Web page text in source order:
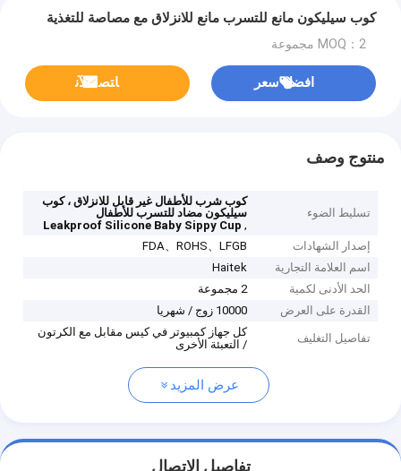
كوب سيليكون مانع للتسرب مانع للانزلاق مع مصاصة للتغذية
MOQ：2 مجموعة
افضل سعر ﺎﺘﺼﻟ ﺍﻶﻧ
منتوج وصف
تسليط الضوء
كوب شرب للأطفال غير قابل للانزلاق ، كوب
سيليكون مضاد للتسرب للأطفال
,
Leakproof Silicone Baby Sippy Cup
إصدار الشهادات
FDA、ROHS、LFGB
اسم العلامة التجارية
Haitek
الحد الأدنى لكمية
2 مجموعة
القدرة على العرض
10000 زوج / شهريا
تفاصيل التغليف
كل جهاز كمبيوتر في كيس مقابل مع الكرتون
/ التعبئة الأخرى
عرض المزيد
تفاصيل الاتصال